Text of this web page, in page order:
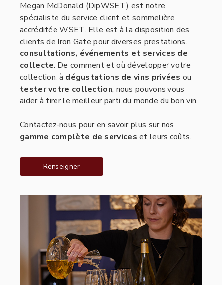
Megan McDonald (DipWSET) est notre
spécialiste du service client et sommelière
accréditée WSET. Elle est à la disposition des
clients de Iron Gate pour diverses prestations.
consultations, événements et services de
collecte. De comment et où développer votre
collection, à dégustations de vins privées ou
tester votre collection, nous pouvons vous
aider à tirer le meilleur parti du monde du bon vin.
Contactez-nous pour en savoir plus sur nos
gamme complète de services et leurs coûts.
Renseigner